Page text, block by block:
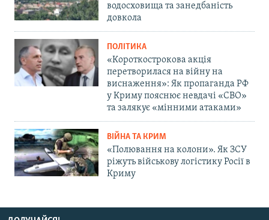
водосховища та занедбаність
довкола
ПОЛІТИКА
«Короткострокова акція
перетворилася на війну на
виснаження»: Як пропаганда РФ
у Криму пояснює невдачі «СВО»
та залякує «мінними атаками»
ВІЙНА ТА КРИМ
«Полювання на колони». Як ЗСУ
ріжуть військову логістику Росії в
Криму